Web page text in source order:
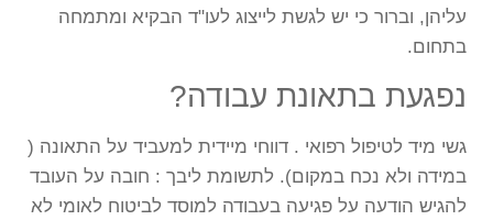
עליהן, וברור כי יש לגשת לייצוג לעו"ד הבקיא ומתמחה
בתחום.
נפגעת בתאונת עבודה?
גשי מיד לטיפול רפואי . דווחי מיידית למעביד על התאונה (
במידה ולא נכח במקום). לתשומת ליבך : חובה על העובד
להגיש הודעה על פגיעה בעבודה למוסד לביטוח לאומי לא